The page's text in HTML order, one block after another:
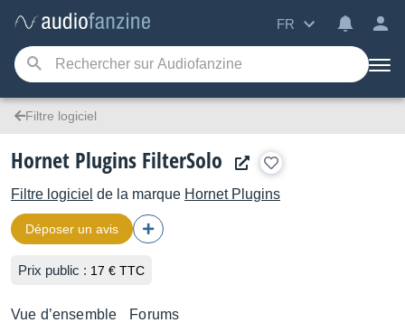
FR
Filtre logiciel
Hornet Plugins FilterSolo
Filtre logiciel de la marque Hornet Plugins
Déposer un avis
Prix public : 17 € TTC
Vue d’ensemble Forums